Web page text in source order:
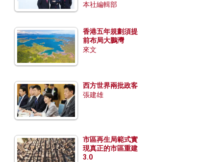
本社編輯部
香港五年規劃須提
前布局大鵬灣
來文
西方世界兩批政客
張建雄
市區再生局範式實
現真正的市區重建
3.0